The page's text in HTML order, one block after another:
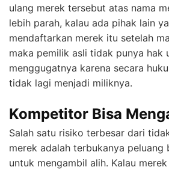
ulang merek tersebut atas nama
lebih parah, kalau ada pihak lain
mendaftarkan merek itu setelah
maka pemilik asli tidak punya hak
menggugatnya karena secara
tidak lagi menjadi miliknya.
Kompetitor Bisa
Salah satu risiko terbesar dari
merek adalah terbukanya
untuk mengambil alih. Kalau